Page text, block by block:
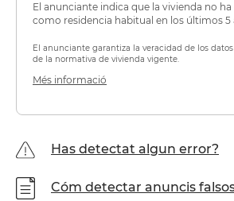
El anunciante indica que la vivienda no
como residencia habitual en los últimos 5
El anunciante garantiza la veracidad de los
de la normativa de vivienda vigente.
Més informació
Has detectat algun error?
Cóm detectar anuncis